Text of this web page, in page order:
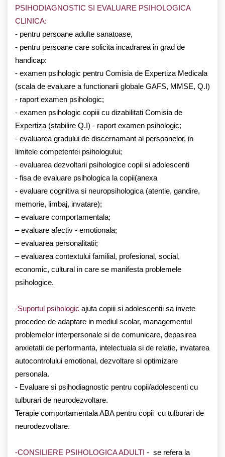
PSIHODIAGNOSTIC SI EVALUARE PSIHOLOGICA
CLINICA:
- pentru persoane adulte sanatoase,
- pentru persoane care solicita incadrarea in grad de
handicap:
- examen psihologic pentru Comisia de Expertiza Medicala
(scala de evaluare a functionarii globale GAFS, MMSE, Q.I)
- raport examen psihologic;
- examen psihologic copiii cu dizabilitati Comisia de
Expertiza (stabilire Q.I) - raport examen psihologic;
- evaluarea gradului de discernamant al persoanelor, in
limitele competentei psihologului;
- evaluarea dezvoltarii psihologice copii si adolescenti
- fisa de evaluare psihologica la copii(anexa
- evaluare cognitiva si neuropsihologica (atentie, gandire,
memorie, limbaj, invatare);
– evaluare comportamentala;
– evaluare afectiv - emotionala;
– evaluarea personalitatii;
– evaluarea contextului familial, profesional, social,
economic, cultural in care se manifesta problemele
psihologice.
-Suportul psihologic ajuta copiii si adolescentii sa invete
procedee de adaptare in mediul scolar, managementul
problemelor interpersonale si de comunicare, depasirea
anxietatii de performanta, intelectuala si de relatie, invatarea
autocontrolului emotional, dezvoltare si optimizare
personala.
- Evaluare si psihodiagnostic pentru copii/adolescenti cu
tulburari de neurodezvoltare.
Terapie comportamentala ABA pentru copii cu tulburari de
neurodezvoltare.
-CONSILIERE PSIHOLOGICA ADULTI - se refera la